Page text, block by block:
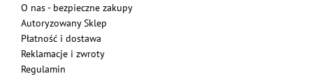
O nas - bezpieczne zakupy
Autoryzowany Sklep
Płatność i dostawa
Reklamacje i zwroty
Regulamin